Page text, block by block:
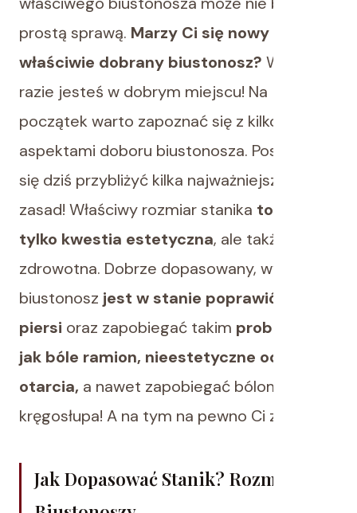
prostą sprawą. Marzy Ci się nowy i
właściwie dobrany biustonosz? W takim
razie jesteś w dobrym miejscu! Na
początek warto zapoznać się z kilkoma
aspektami doboru biustonosza. Postaram
się dziś przybliżyć kilka najważniejszych
zasad! Właściwy rozmiar stanika to nie
tylko kwestia estetyczna, ale także
zdrowotna. Dobrze dopasowany, wygodny
biustonosz jest w stanie poprawić wygląd
piersi oraz zapobiegać takim problemom
jak bóle ramion, nieestetyczne odciski i
otarcia, a nawet zapobiegać bólom
kręgosłupa! A na tym na pewno Ci zależy.
Jak Dopasować Stanik? Rozmiary